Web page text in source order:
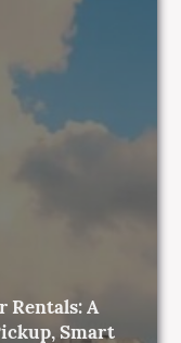
A
Smart